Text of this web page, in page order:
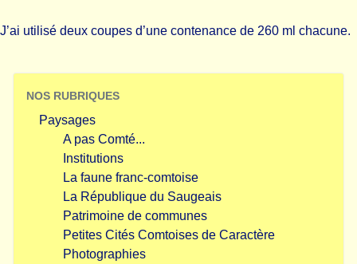
J’ai utilisé deux coupes d’une contenance de 260 ml chacune.
NOS RUBRIQUES
Paysages
A pas Comté...
Institutions
La faune franc-comtoise
La République du Saugeais
Patrimoine de communes
Petites Cités Comtoises de Caractère
Photographies